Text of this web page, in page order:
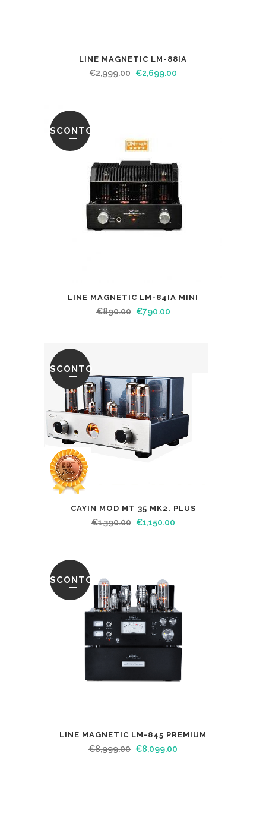
LINE MAGNETIC LM-88IA
€2,999.00 €2,699.00
SCONTO
LINE MAGNETIC LM-84IA MINI
€890.00 €790.00
SCONTO
CAYIN MOD MT 35 MK2. PLUS
€1,390.00 €1,150.00
SCONTO
LINE MAGNETIC LM-845 PREMIUM
€8,999.00 €8,099.00